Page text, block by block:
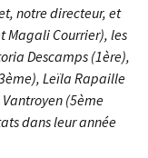
notre directeur, et
Magali Courrier), les
Descamps (1ère),
Leïla Rapaille
(5ème
dans leur année